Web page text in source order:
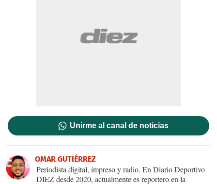
Unirme al canal de noticias
OMAR GUTIÉRREZ
Periodista digital, impreso y radio. En Diario Deportivo
DIEZ desde 2020, actualmente es reportero en la